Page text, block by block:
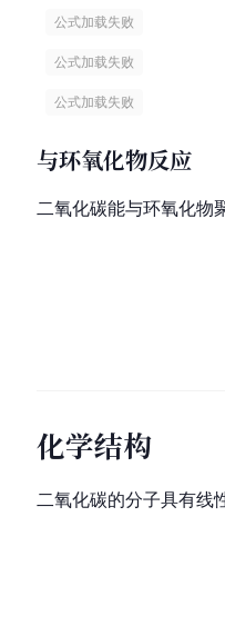
公式加载失败
公式加载失败
公式加载失败
与环氧化物反应
二氧化碳能与环氧化物
化学结构
二氧化碳的分子具有线